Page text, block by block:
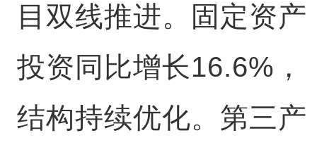
目双线推进。固定资产
投资同比增长16.6%，
结构持续优化。第三产